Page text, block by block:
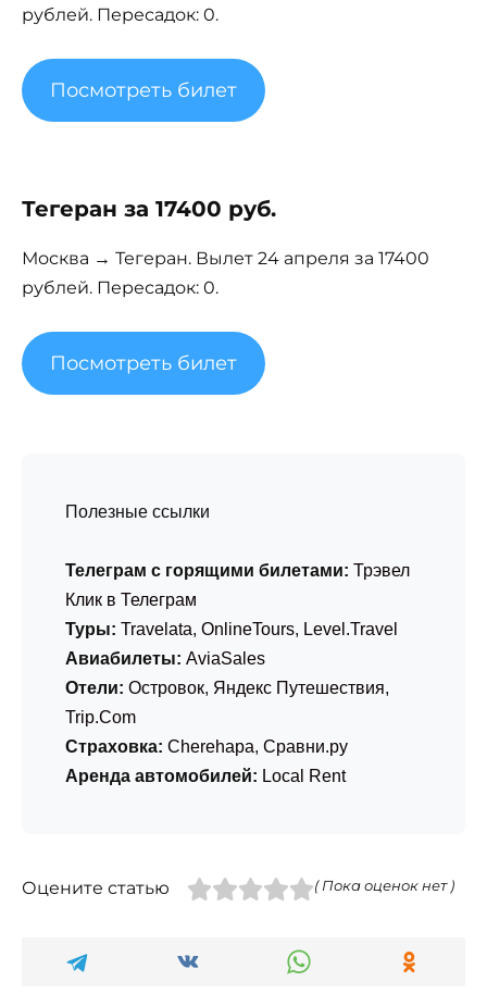
рублей. Пересадок: 0.
Посмотреть билет
Тегеран за 17400 руб.
Москва → Тегеран. Вылет 24 апреля за 17400
рублей. Пересадок: 0.
Посмотреть билет
Полезные ссылки
Телеграм с горящими билетами: Трэвел
Клик в Телеграм
Туры: Travelata, OnlineTours, Level.Travel
Авиабилеты: AviaSales
Отели: Островок, Яндекс Путешествия,
Trip.Com
Страховка: Cherehapa, Сравни.ру
Аренда автомобилей: Local Rent
Оцените статью ( Пока оценок нет )